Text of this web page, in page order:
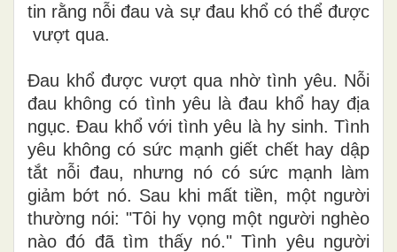
tin rằng nỗi đau và sự đau khổ có thể được
vượt qua.
Đau khổ được vượt qua nhờ tình yêu. Nỗi
đau không có tình yêu là đau khổ hay địa
ngục. Đau khổ với tình yêu là hy sinh. Tình
yêu không có sức mạnh giết chết hay dập
tắt nỗi đau, nhưng nó có sức mạnh làm
giảm bớt nó. Sau khi mất tiền, một người
thường nói: "Tôi hy vọng một người nghèo
nào đó đã tìm thấy nó." Tình yêu người